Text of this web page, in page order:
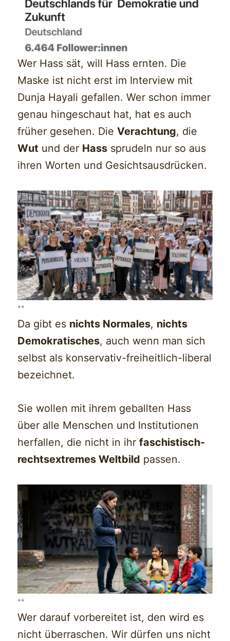
Wer Hass sät, will Hass ernten. Die
Maske ist nicht erst im Interview mit
Dunja Hayali gefallen. Wer schon immer
genau hingeschaut hat, hat es auch
früher gesehen. DieVerachtung, die
Wut und der Hass sprudeln nur so aus
ihren Worten und Gesichtsausdrücken.
**
Da gibt es nichts Normales, nichts
Demokratisches, auch wenn man sich
selbst als konservativ-freiheitlich-liberal
bezeichnet.
Sie wollen mit ihrem geballten Hass
über alle Menschen und Institutionen
herfallen, die nicht in ihrfaschistisch-
rechtsextremes Weltbild passen.
**
Wer darauf vorbereitet ist, den wird es
nicht überraschen. Wir dürfen uns nicht